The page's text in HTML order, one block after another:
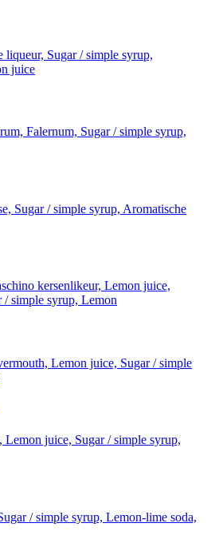
liqueur, Sugar / simple syrup,
juice
Falernum, Sugar / simple syrup,
Sugar / simple syrup, Aromatische
kersenlikeur, Lemon juice,
/ simple syrup, Lemon
Lemon juice, Sugar / simple
Lemon juice, Sugar / simple syrup,
/ simple syrup, Lemon-lime soda,